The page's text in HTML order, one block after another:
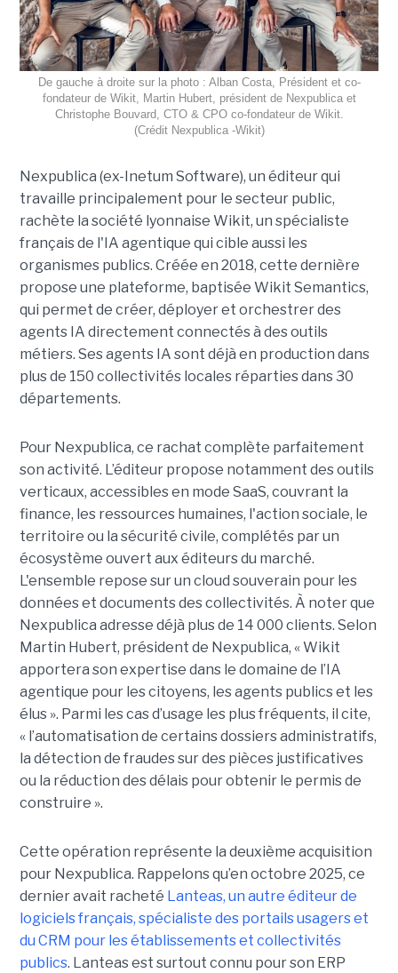
De gauche à droite sur la photo : Alban Costa, Président et co-
fondateur de Wikit, Martin Hubert, président de Nexpublica et
Christophe Bouvard, CTO & CPO co-fondateur de Wikit.
(Crédit Nexpublica -Wikit)
Nexpublica (ex-Inetum Software), un éditeur qui
travaille principalement pour le secteur public,
rachète la société lyonnaise Wikit, un spécialiste
français de l'IA agentique qui cible aussi les
organismes publics. Créée en 2018, cette dernière
propose une plateforme, baptisée Wikit Semantics,
qui permet de créer, déployer et orchestrer des
agents IA directement connectés à des outils
métiers. Ses agents IA sont déjà en production dans
plus de 150 collectivités locales réparties dans 30
départements.
Pour Nexpublica, ce rachat complète parfaitement
son activité. L’éditeur propose notamment des outils
verticaux, accessibles en mode SaaS, couvrant la
finance, les ressources humaines, l'action sociale, le
territoire ou la sécurité civile, complétés par un
écosystème ouvert aux éditeurs du marché.
L'ensemble repose sur un cloud souverain pour les
données et documents des collectivités. À noter que
Nexpublica adresse déjà plus de 14 000 clients. Selon
Martin Hubert, président de Nexpublica, « Wikit
apportera son expertise dans le domaine de l’IA
agentique pour les citoyens, les agents publics et les
élus ». Parmi les cas d’usage les plus fréquents, il cite,
« l’automatisation de certains dossiers administratifs,
la détection de fraudes sur des pièces justificatives
ou la réduction des délais pour obtenir le permis de
construire ».
Cette opération représente la deuxième acquisition
pour Nexpublica. Rappelons qu’en octobre 2025, ce
dernier avait racheté Lanteas, un autre éditeur de
logiciels français, spécialiste des portails usagers et
du CRM pour les établissements et collectivités
publics. Lanteas est surtout connu pour son ERP